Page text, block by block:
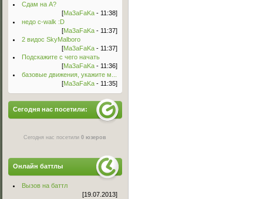
Сдам на А?
[Ma3aFaKa - 11:38]
недо c-walk :D
[Ma3aFaKa - 11:37]
2 видос SkyMalboro
[Ma3aFaKa - 11:37]
Подскажите с чего начать
[Ma3aFaKa - 11:36]
базовые движения, укажите м...
[Ma3aFaKa - 11:35]
Сегодня нас посетили:
Сегодня нас посетили0 юзеров
Онлайн баттлы
Вызов на баттл
[19.07.2013]